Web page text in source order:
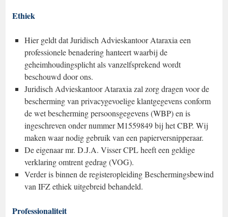
Ethiek
Hier geldt dat Juridisch Advieskantoor Ataraxia een
professionele benadering hanteert waarbij de
geheimhoudingsplicht als vanzelfsprekend wordt
beschouwd door ons.
Juridisch Advieskantoor Ataraxia zal zorg dragen voor de
bescherming van privacygevoelige klantgegevens conform
de wet bescherming persoonsgegevens (WBP) en is
ingeschreven onder nummer M1559849 bij het CBP. Wij
maken waar nodig gebruik van een papierversnipperaar.
De eigenaar mr. D.J.A. Visser CPL heeft een geldige
verklaring omtrent gedrag (VOG).
Verder is binnen de registeropleiding Beschermingsbewind
van IFZ ethiek uitgebreid behandeld.
Professionaliteit